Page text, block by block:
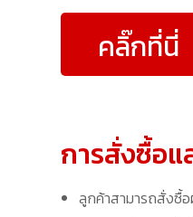
คลิ๊กที่นี่
การสั่งซื้อแ
ลูกค้าสามารถสั่งซื้อ